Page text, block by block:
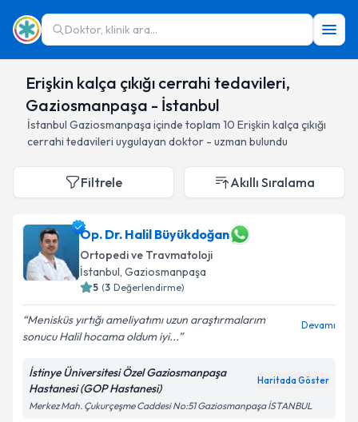
Doktor, klinik ara...
Erişkin kalça çıkığı cerrahi tedavileri,
Gaziosmanpaşa - İstanbul
İstanbul Gaziosmanpaşa içinde toplam 10 Erişkin kalça çıkığı
cerrahi tedavileri uygulayan doktor - uzman bulundu
Filtrele Akıllı Sıralama
Op. Dr. Halil Büyükdoğan
Ortopedi ve Travmatoloji
İstanbul, Gaziosmanpaşa
5 (3 Değerlendirme)
Menisküs yırtığı ameliyatımı uzun araştırmalarım
sonucu Halil hocama oldum iyi...
Devamı
İstinye Üniversitesi Özel Gaziosmanpaşa
Hastanesi (GOP Hastanesi)
Haritada Göster
Merkez Mah. Çukurçeşme Caddesi No:51 Gaziosmanpaşa İSTANBUL